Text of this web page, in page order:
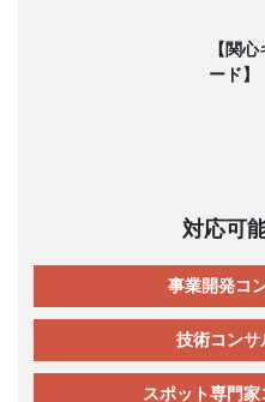
【関
ード】
対応可
事業開発コ
技術コンサ
スポット専門